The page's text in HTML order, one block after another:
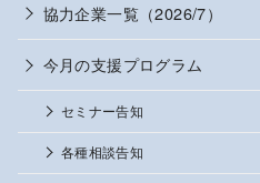
協力企業一覧（2026/7）
今月の支援プログラム
セミナー告知
各種相談告知